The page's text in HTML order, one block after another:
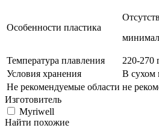
Особенности пластика
Температура плавления
220-270
Условия хранения
В сухом
Не рекомендуемые области не
Изготовитель
Myriwell
Найти похожие